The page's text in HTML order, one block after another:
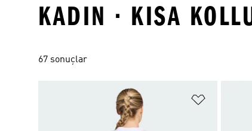
KADIN · KISA
67 sonuçlar